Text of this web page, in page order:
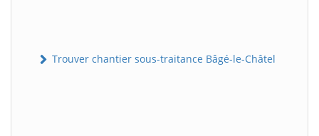
Trouver chantier sous-traitance Bâgé-le-Châtel